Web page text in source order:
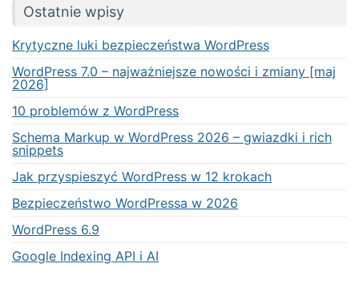
Ostatnie wpisy
Krytyczne luki bezpieczeństwa WordPress
WordPress 7.0 – najważniejsze nowości i zmiany [maj
2026]
10 problemów z WordPress
Schema Markup w WordPress 2026 – gwiazdki i rich
snippets
Jak przyspieszyć WordPress w 12 krokach
Bezpieczeństwo WordPressa w 2026
WordPress 6.9
Google Indexing API i AI